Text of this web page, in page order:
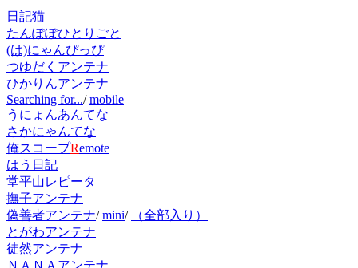
日記猫
たんぽぽひとりごと
(は)にゃんぴっぴ
つゆだくアンテナ
ひかりんアンテナ
Searching for.../mobile
うにょんあんてな
さかにゃんてな
俺スコープRemote
はう日記
堂平山レピータ
撫子アンテナ
偽善者アンテナ/mini/
（全部入り）
とがわアンテナ
徒然アンテナ
ＮＡＮＡアンテナ